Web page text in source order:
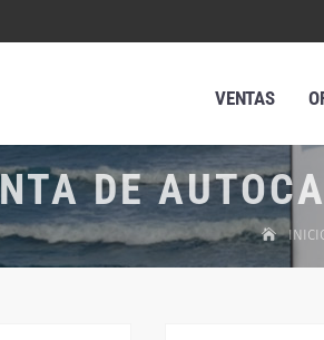
VENTAS
DE